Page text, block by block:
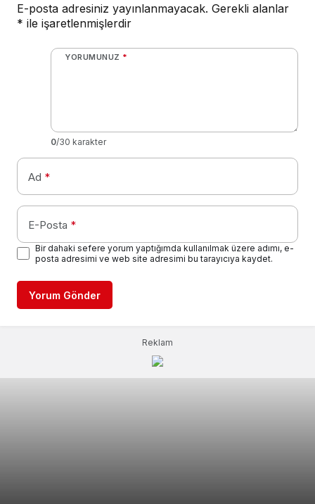
E-posta adresiniz yayınlanmayacak. Gerekli alanlar
* ile işaretlenmişlerdir
YORUMUNUZ *
0/30 karakter
Ad *
E-Posta *
Bir dahaki sefere yorum yaptığımda kullanılmak üzere adımı, e-
posta adresimi ve web site adresimi bu tarayıcıya kaydet.
Yorum Gönder
Reklam